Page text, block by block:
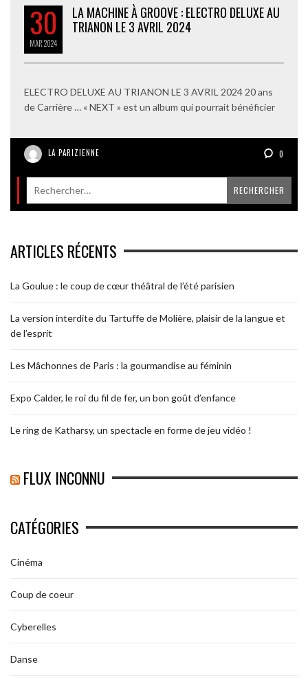
30
MAR2024
LA MACHINE À GROOVE : ELECTRO DELUXE AU
TRIANON LE 3 AVRIL 2024
ELECTRO DELUXE AU TRIANON LE 3 AVRIL 2024 20 ans
de Carrière … « NEXT » est un album qui pourrait bénéficier
LA PARIZIENNE 0
ARTICLES RÉCENTS
La Goulue : le coup de cœur théâtral de l’été parisien
La version interdite du Tartuffe de Molière, plaisir de la langue et
de l’esprit
Les Mâchonnes de Paris : la gourmandise au féminin
Expo Calder, le roi du fil de fer, un bon goût d’enfance
Le ring de Katharsy, un spectacle en forme de jeu vidéo !
FLUX INCONNU
CATÉGORIES
Cinéma
Coup de coeur
Cyberelles
Danse